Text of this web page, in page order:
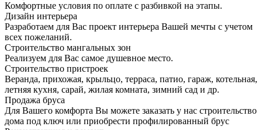
Комфортные условия по оплате с разбивкой на этапы.
Дизайн интерьера
Разработаем для Вас проект интерьера Вашей мечты с учетом
всех пожеланий.
Строительство мангальных зон
Реализуем для Вас самое душевное место.
Строительство пристроек
Веранда, прихожая, крыльцо, терраса, патио, гараж, котельная,
летняя кухня, сарай, жилая комната, зимний сад и др.
Продажа бруса
Для Вашего комфорта Вы можете заказать у нас строительство
дома под ключ или приобрести профилированный брус